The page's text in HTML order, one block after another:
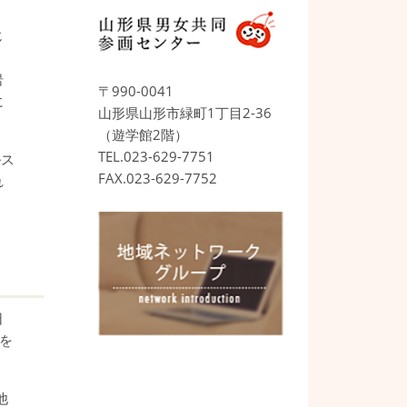
〒990-0041
山形県山形市緑町1丁目2-36
（遊学館2階）
TEL.023-629-7751
FAX.023-629-7752